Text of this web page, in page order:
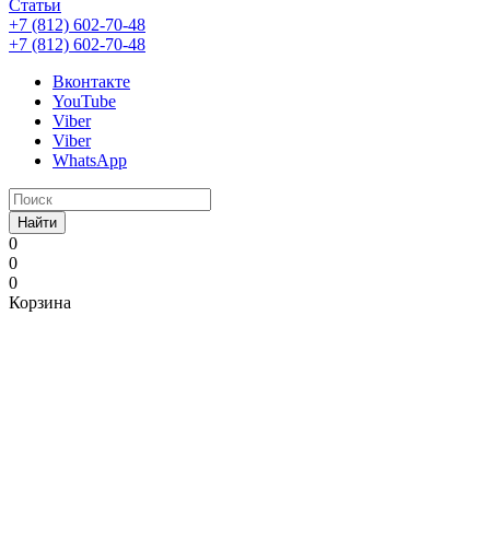
Статьи
+7 (812) 602-70-48
+7 (812) 602-70-48
Вконтакте
YouTube
Viber
Viber
WhatsApp
Найти
0
0
0
Корзина